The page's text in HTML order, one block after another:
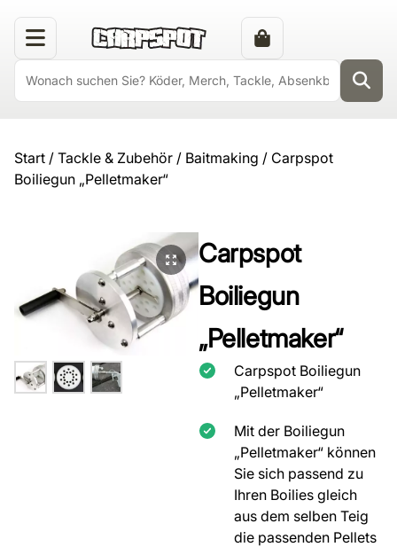
Start / Tackle & Zubehör / Baitmaking / Carpspot
Boiliegun „Pelletmaker“
Carpspot
Boiliegun
„Pelletmaker“
Carpspot Boiliegun
„Pelletmaker“
Mit der Boiliegun
„Pelletmaker“ können
Sie sich passend zu
Ihren Boilies gleich
aus dem selben Teig
die passenden Pellets